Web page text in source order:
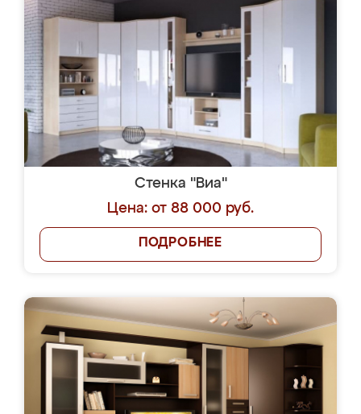
Стенка "Виа"
Цена: от 88 000 руб.
ПОДРОБНЕЕ